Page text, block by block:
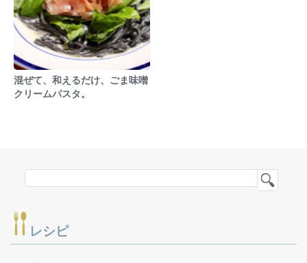
混ぜて、和えるだけ、ごま味噌
クリームパスタ。
レシピ